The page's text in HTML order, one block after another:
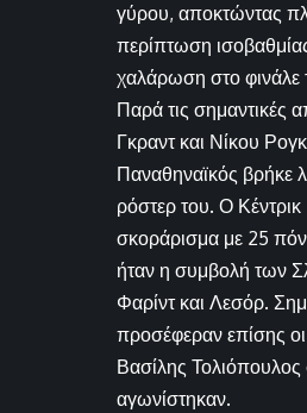
γύρου, αποκτώντας
περίπτωση
χαλάρωση στο φινάλε
Παρά τις σημαντικές
Γκραντ και Νίκου
Παναθηναϊκός βρήκε
ρόστερ του. Ο
σκοράρισμα με 25
ήταν η συμβολή των
Φαρίντ και Λεσόρ.
προσέφεραν επίσης οι
Βασίλης
αγωνίστηκαν.